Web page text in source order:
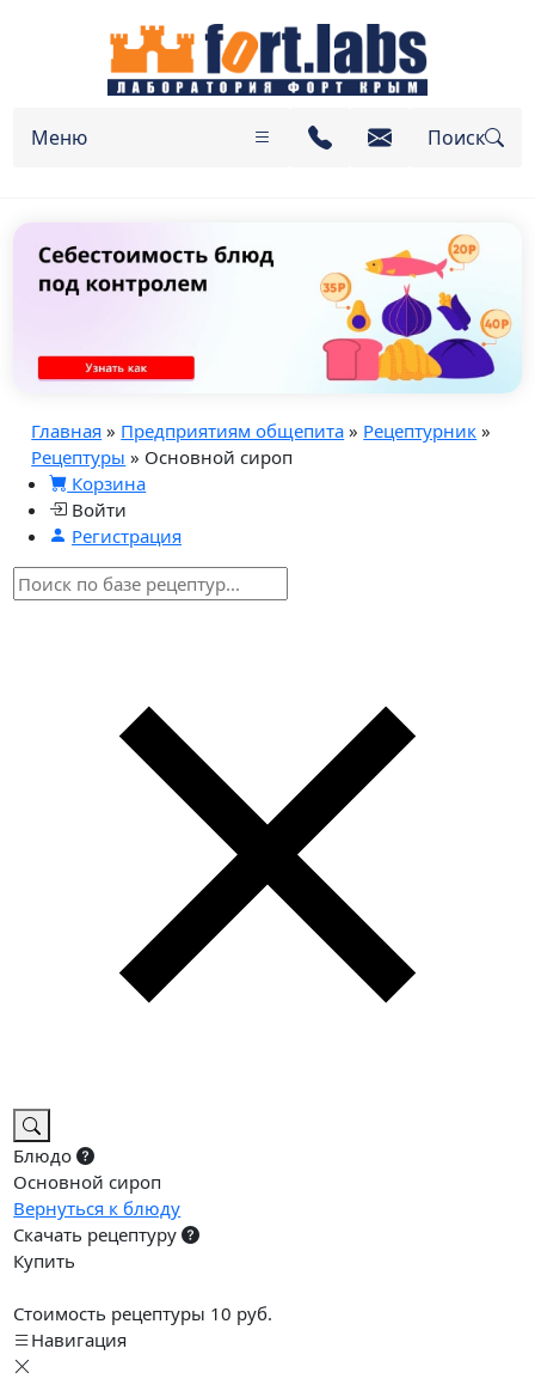
Меню Поиск
Главная » Предприятиям общепита » Рецептурник »
Рецептуры » Основной сироп
Корзина
Войти
Регистрация
Блюдо
Основной сироп
Вернуться к блюду
Скачать рецептуру
Купить
Стоимость рецептуры 10 руб.
Навигация